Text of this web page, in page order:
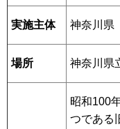
実施主体 神奈川県
場所 神奈川県
昭和100
つである